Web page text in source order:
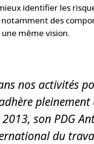
identifier les
des
même vision.
nos activités
son PDG
du